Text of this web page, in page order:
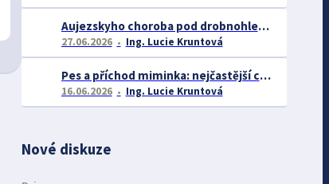
Aujezskyho choroba pod drobnohledem: proč se o ní nyní mluví více než dříve
27.06.2026 Ing. Lucie Kruntová
Pes a příchod miminka: nejčastější chyby majitelů a jak se jim vyhnout
16.06.2026 Ing. Lucie Kruntová
Nové diskuze